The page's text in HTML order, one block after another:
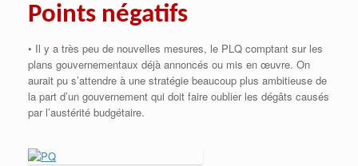
Points négatifs
• Il y a très peu de nouvelles mesures, le PLQ comptant sur les
plans gouvernementaux déjà annoncés ou mis en œuvre. On
aurait pu s’attendre à une stratégie beaucoup plus ambitieuse de
la part d’un gouvernement qui doit faire oublier les dégâts causés
par l’austérité budgétaire.